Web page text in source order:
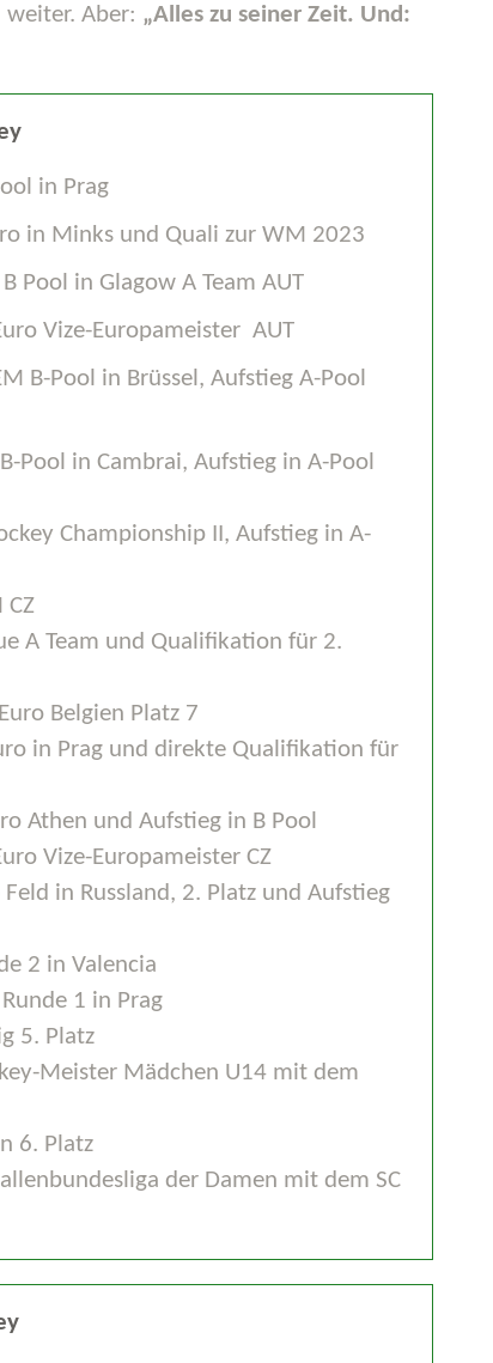
Aber: „Alles zu seiner Zeit. Und:
in Prag
in Minks und Quali zur WM 2023
in Glagow A Team AUT
Vize-Europameister AUT
B-Pool in Brüssel, Aufstieg A-Pool
Pool in Cambrai, Aufstieg in A-Pool
Championship II, Aufstieg in A-
CZ
A Team und Qualifikation für 2.
Belgien Platz 7
in Prag und direkte Qualifikation für
Athen und Aufstieg in B Pool
Vize-Europameister CZ
in Russland, 2. Platz und Aufstieg
2 in Valencia
1 in Prag
5. Platz
Meister Mädchen U14 mit dem
6. Platz
der Damen mit dem SC